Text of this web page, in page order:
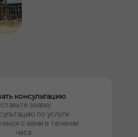
консультацию
заявку
по услуги
с вами в течении
часа